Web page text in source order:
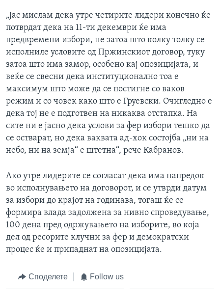
„Јас мислам дека утре четирите лидери конечно ќе
потврдат дека на 11-ти декември ќе има
предвремени избори, не затоа што колку толку се
исполниле условите од Пржинскиот договор, туку
затоа што има замор, особено кај опозицијата, и
веќе се свесни дека институционално тоа е
максимум што може да се постигне со ваков
режим и со човек како што е Груевски. Очигледно е
дека тој не е подготвен на никаква отстапка. На
сите ни е јасно дека услови за фер избори тешко да
се остварат, но дека ваквата ад-хок состојба „ни на
небо, ни на земја“ е штетна“, рече Кабранов.
Ако утре лидерите се согласат дека има напредок
во исполнувањето на договорот, и се утврди датум
за избори до крајот на годинава, тогаш ќе се
формира влада задолжена за нивно спроведување,
100 дена пред одржувањето на изборите, во која
дел од ресорите клучни за фер и демократски
процес ќе и припаднат на опозицијата.
Споделете Follow us